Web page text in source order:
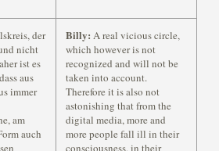
der
nicht
ist es
aus
immer
am
auch
Billy: A real vicious circle,
which however is not
recognized and will not be
taken into account.
Therefore it is also not
astonishing that from the
digital media, more and
more people fall ill in their
consciousness, in their